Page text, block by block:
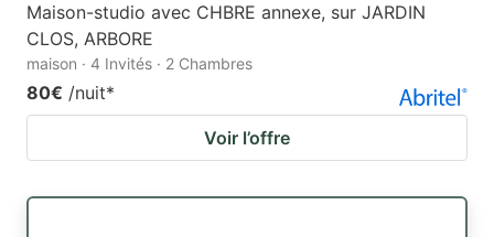
Maison-studio avec CHBRE annexe, sur JARDIN
CLOS, ARBORE
maison · 4 Invités · 2 Chambres
80€ /nuit*
Voir l’offre